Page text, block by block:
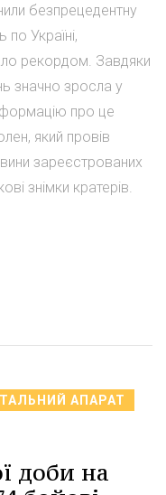
безпрецедентну
по Україні,
рекордом. Завдяки
значно зросла у
про це
який провів
зареєстрованих
знімки кратерів.
АПАРАТ
доби на